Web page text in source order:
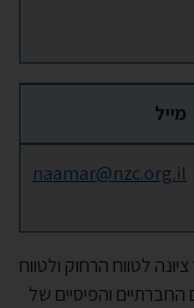
מייל
naamar@nzc.org.il
לטווח הרחוק ולטווח
והפיסיים של